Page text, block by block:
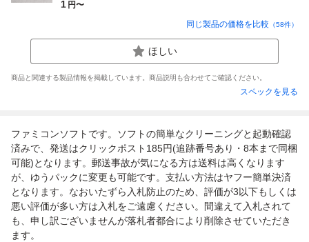
1 円〜
同じ製品の価格を比較 （58件）
ほしい
商品と関連する製品情報を掲載しています。商品説明も合わせてご確認ください。
スペックを見る
ファミコンソフトです。ソフトの簡単なクリーニングと起動確認
済みで、発送はクリックポスト185円(追跡番号あり・8本まで同梱
可能)となります。郵送事故が気になる方は送料は高くなります
が、ゆうパックに変更も可能です。支払い方法はヤフー簡単決済
となります。なおいたずら入札防止のため、評価が3以下もしくは
悪い評価が多い方は入札をご遠慮ください。間違えて入札されて
も、申し訳ございませんが落札者都合により削除させていただき
ます。